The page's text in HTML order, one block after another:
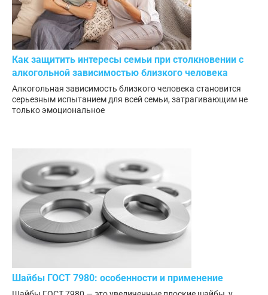
Как защитить интересы семьи при столкновении с
алкогольной зависимостью близкого человека
Алкогольная зависимость близкого человека становится
серьезным испытанием для всей семьи, затрагивающим не
только эмоциональное
Шайбы ГОСТ 7980: особенности и применение